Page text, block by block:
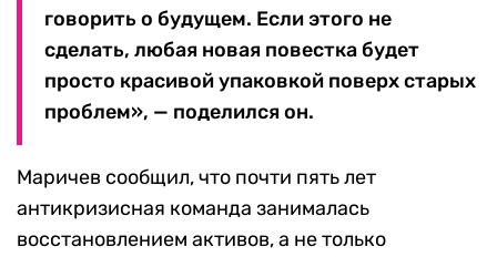
говорить о будущем. Если этого не
сделать, любая новая повестка будет
просто красивой упаковкой поверх старых
проблем», — поделился он.
Маричев сообщил, что почти пять лет
антикризисная команда занималась
восстановлением активов, а не только